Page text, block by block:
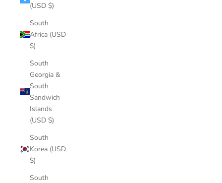
(USD $)
South
Africa (USD
$)
South
Georgia &
South
Sandwich
Islands
(USD $)
South
Korea (USD
$)
South